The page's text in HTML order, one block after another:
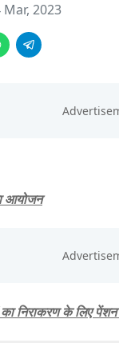
Mar, 2023
आयोजन
निराकरण के लिए